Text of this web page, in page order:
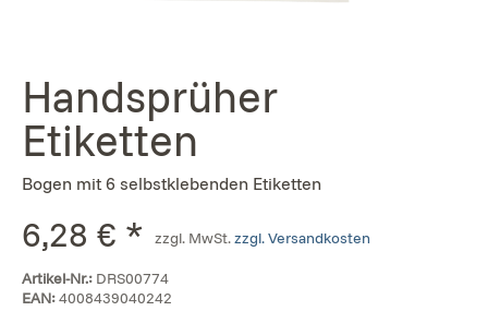
Handsprüher
Etiketten
Bogen mit 6 selbstklebenden Etiketten
6,28 € * zzgl. MwSt.zzgl. Versandkosten
Artikel-Nr.: DRS00774
EAN:4008439040242